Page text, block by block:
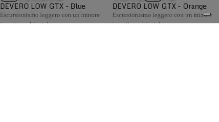
DEVERO LOW GTX - Blue
Escursionismo leggero con un minore
impatto ambientale.
DEVERO LOW GTX - Orange
Escursionismo leggero con un minore
impatto ambientale.